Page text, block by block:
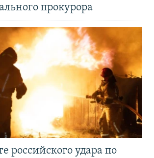
прокурора
российского удара по